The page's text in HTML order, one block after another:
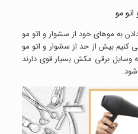
مو
به موهای خود از سشوار و اتو مو
کنیم بیش از حد از سشوار و اتو مو
وسایل برقی مکش بسیار قوی دارند